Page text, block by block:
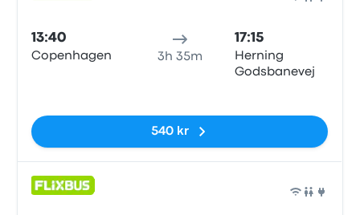
13:40
Copenhagen 3h 35m
17:15
Herning
Godsbanevej
540 kr